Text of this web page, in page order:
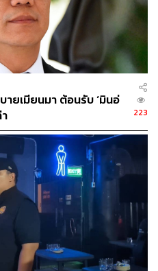
ยเมียนมา ต้อนรับ ‘มินอ่
223